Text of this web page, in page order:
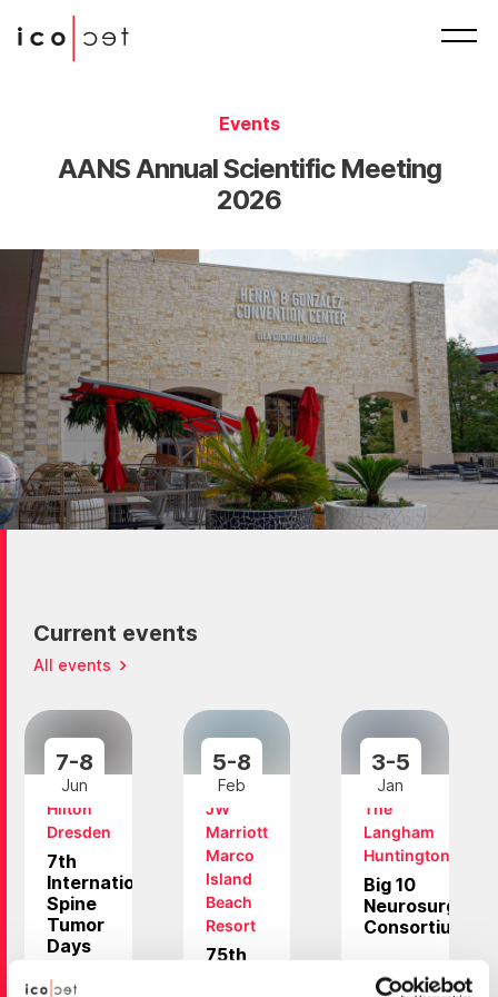
Events
AANS Annual Scientific Meeting
2026
Current events
All events
7-8
Jun
Hilton
Dresden
7th
International
Spine
Tumor
Days
We are
5-8
Feb
JW
Marriott
Marco
Island
Beach
Resort
75th
3-5
Jan
The
Langham
Huntington
Big 10
Neurosurgery
Consortium
learn